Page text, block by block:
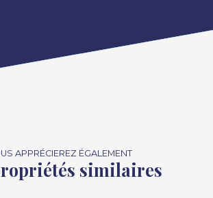
APPRÉCIEREZ ÉGALEMENT
similaires